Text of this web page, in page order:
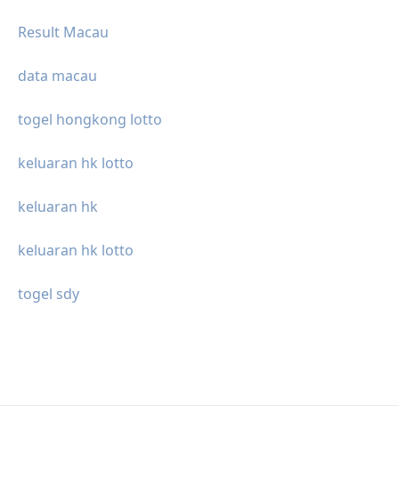
Result Macau
data macau
togel hongkong lotto
keluaran hk lotto
keluaran hk
keluaran hk lotto
togel sdy